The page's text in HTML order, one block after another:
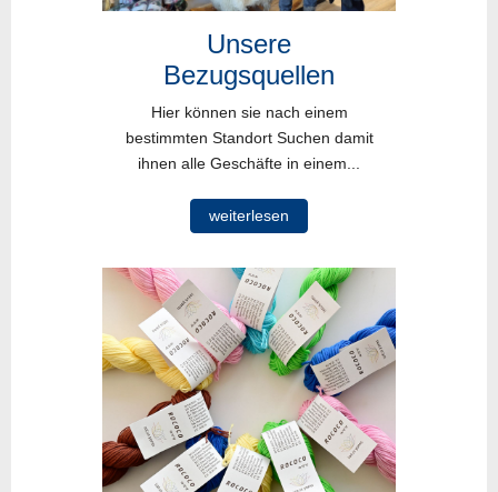
Unsere
Bezugsquellen
Hier können sie nach einem
bestimmten Standort Suchen damit
ihnen alle Geschäfte in einem...
weiterlesen